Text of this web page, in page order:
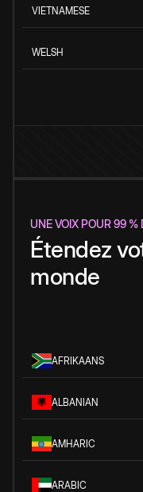
VIETNAMESE
WELSH
UNE VOIX POUR 99 %
Étendez
monde
AFRIKAANS
ALBANIAN
AMHARIC
ARABIC